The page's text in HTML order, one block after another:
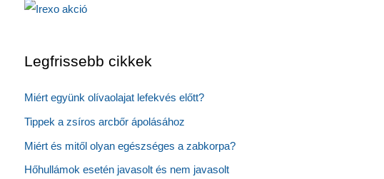
Legfrissebb cikkek
Miért együnk olívaolajat lefekvés előtt?
Tippek a zsíros arcbőr ápolásához
Miért és mitől olyan egészséges a zabkorpa?
Hőhullámok esetén javasolt és nem javasolt